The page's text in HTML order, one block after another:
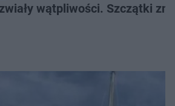
wątpliwości. Szczątki